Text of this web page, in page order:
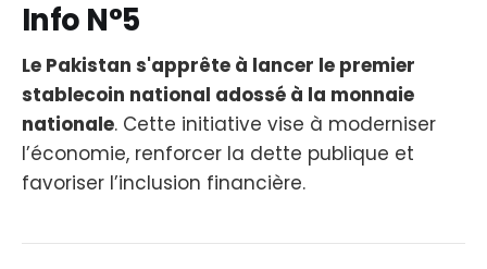
Info N°5
Le Pakistan s'apprête à lancer le premier
stablecoin national adossé à la monnaie
nationale. Cette initiative vise à moderniser
l’économie, renforcer la dette publique et
favoriser l’inclusion financière.